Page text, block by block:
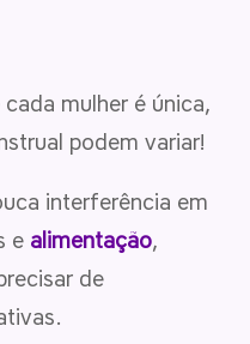
mulher é única,
podem variar!
interferência em
e alimentação,
de